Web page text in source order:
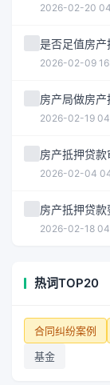
2026-02-20
是否足值房产
2026-02-09
房产局做房产
2026-02-19
房产抵押贷
2026-02-04
房产抵押贷
2026-02-18
热词TOP20
合同纠纷案例
基金